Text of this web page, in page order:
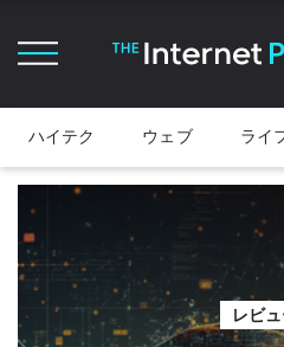
ハイテク ウェブ ライ
レビ